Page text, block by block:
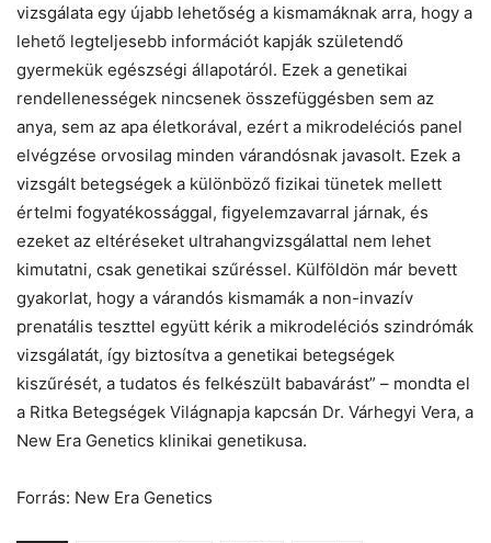
vizsgálata egy újabb lehetőség a kismamáknak arra, hogy a
lehető legteljesebb információt kapják születendő
gyermekük egészségi állapotáról. Ezek a genetikai
rendellenességek nincsenek összefüggésben sem az
anya, sem az apa életkorával, ezért a mikrodeléciós panel
elvégzése orvosilag minden várandósnak javasolt. Ezek a
vizsgált betegségek a különböző fizikai tünetek mellett
értelmi fogyatékossággal, figyelemzavarral járnak, és
ezeket az eltéréseket ultrahangvizsgálattal nem lehet
kimutatni, csak genetikai szűréssel. Külföldön már bevett
gyakorlat, hogy a várandós kismamák a non-invazív
prenatális teszttel együtt kérik a mikrodeléciós szindrómák
vizsgálatát, így biztosítva a genetikai betegségek
kiszűrését, a tudatos és felkészült babavárást” – mondta el
a Ritka Betegségek Világnapja kapcsán Dr. Várhegyi Vera, a
New Era Genetics klinikai genetikusa.
Forrás: New Era Genetics